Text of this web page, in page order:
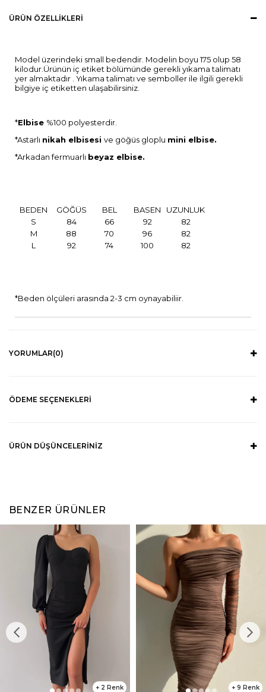
ÜRÜN ÖZELLIKLERI
Model üzerindeki small bedendir. Modelin boyu 175 olup 58
kilodur.Ürünün iç etiket bölümünde gerekli yıkama talimatı
yer almaktadır . Yıkama talimatı ve semboller ile ilgili gerekli
bilgiye iç etiketten ulaşabilirsiniz.
*Elbise %100 polyesterdir.
*Astarlı nikah elbisesi ve göğüs gloplu mini elbise.
*Arkadan fermuarlı beyaz elbise.
BEDEN GÖĞÜS BEL BASEN
UZUNLUK
S
84 66 92
82
M
88 70 96
82
L
92 74 100 82
*Beden ölçüleri arasında 2-3 cm oynayabiliir.
YORUMLAR(0)
ÖDEME SEÇENEKLERI
ÜRÜN DÜŞÜNCELERINIZ
BENZER ÜRÜNLER
2 9